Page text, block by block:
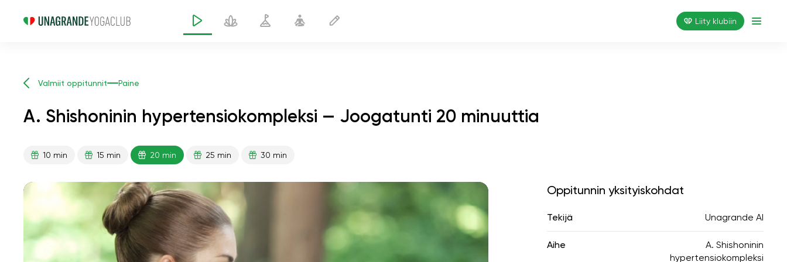
Liity klubiin
Valmiit oppitunnit Paine
A. Shishoninin hypertensiokompleksi — Joogatunti 20 minuuttia
10 min 15 min 20 min 25 min 30 min
Oppitunnin yksityiskohdat
Tekijä Unagrande AI
Aihe
A. Shishoninin
hypertensiokompleksi